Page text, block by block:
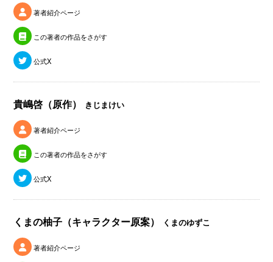
著者紹介ページ
この著者の作品をさがす
公式X
貴嶋啓（原作） きじまけい
著者紹介ページ
この著者の作品をさがす
公式X
くまの柚子（キャラクター原案） くまのゆずこ
著者紹介ページ